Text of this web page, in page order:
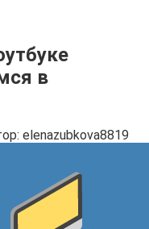
в
elenazubkova8819